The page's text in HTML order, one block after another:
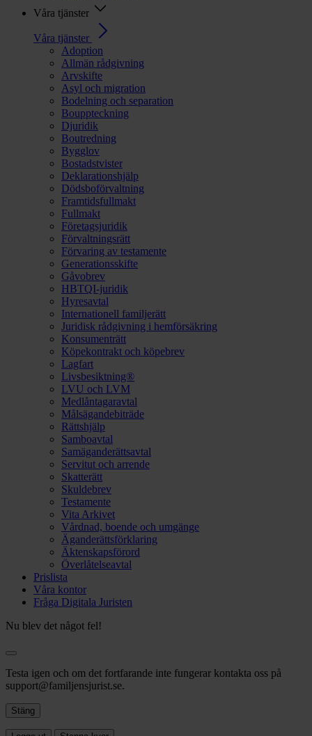
Våra tjänster
Våra tjänster
Adoption
Allmän rådgivning
Arvskifte
Asyl och migration
Bodelning och separation
Bouppteckning
Djuridik
Boutredning
Bygglov
Bostadstvister
Deklarationshjälp
Dödsboförvaltning
Framtidsfullmakt
Fullmakt
Företagsjuridik
Förvaltningsrätt
Förvaring av testamente
Generationsskifte
Gåvobrev
HBTQI-juridik
Hyresavtal
Internationell familjerätt
Juridisk rådgivning i hemförsäkring
Konsumenträtt
Köpekontrakt och köpebrev
Lagfart
Livsbesiktning®
LVU och LVM
Medlåntagaravtal
Målsägandebiträde
Rättshjälp
Samboavtal
Samäganderättsavtal
Servitut och arrende
Skatterätt
Skuldebrev
Testamente
Vita Arkivet
Vårdnad, boende och umgänge
Äganderättsförklaring
Äktenskapsförord
Överlåtelseavtal
Prislista
Våra kontor
Fråga Digitala Juristen
Nu blev det något fel!
Testa igen och om det fortfarande inte fungerar kontakta oss på
support@familjensjurist.se.
Stäng